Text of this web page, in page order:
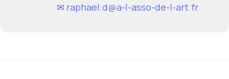
✉ raphael.d@a-l-asso-de-l-art.fr